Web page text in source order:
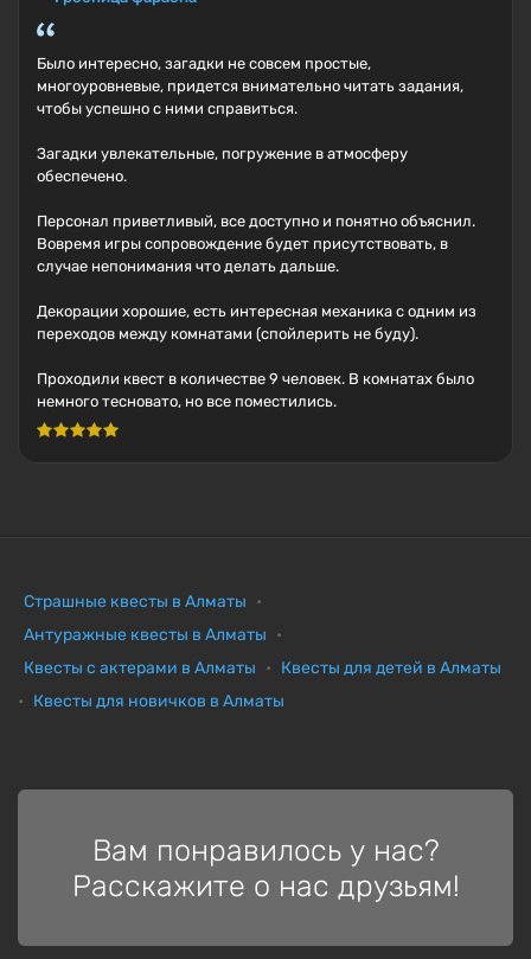
Было интересно, загадки не совсем простые,
многоуровневые, придется внимательно читать задания,
чтобы успешно с ними справиться.
Загадки увлекательные, погружение в атмосферу
обеспечено.
Персонал приветливый, все доступно и понятно объяснил.
Вовремя игры сопровождение будет присутствовать, в
случае непонимания что делать дальше.
Декорации хорошие, есть интересная механика с одним из
переходов между комнатами (спойлерить не буду).
Проходили квест в количестве 9 человек. В комнатах было
немного тесновато, но все поместились.
Страшные квесты в Алматы
Антуражные квесты в Алматы
Квесты с актерами в Алматы
Квесты для детей в Алматы
Квесты для новичков в Алматы
Вам понравилось у нас?
Расскажите о нас друзьям!